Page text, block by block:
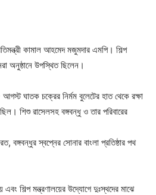
কামাল আহমেদ মজুমদার এমপি। শিল্প
অনুষ্ঠানে উপস্থিত ছিলেন।
ঘাতক চক্রের নির্মম বুলেটের হাত থেকে রক্ষা
শিশু রাসেলসহ বঙ্গবন্ধু ও তার পরিবারের
স্বপ্নের সোনার বাংলা প্রতিষ্ঠার পথ
শিল্প মন্ত্রণালয়ের উদ্যোগে দুঃস্থদের মাঝে